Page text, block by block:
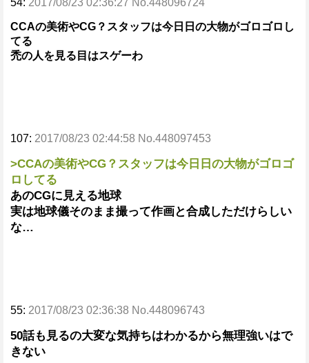
54: 2017/08/23 02:36:27 No.448096724
CCAの美術やCG？スタッフは今日日の大物がゴロゴロし
てる
禿の人を見る目はスゲーわ
107: 2017/08/23 02:44:58 No.448097453
>CCAの美術やCG？スタッフは今日日の大物がゴロゴ
ロしてる
あのCGに見える地球
実は地球儀そのまま撮って作画と合成しただけらしい
な…
55: 2017/08/23 02:36:38 No.448096743
50話も見るの大変な気持ちはわかるから無理強いはで
きない